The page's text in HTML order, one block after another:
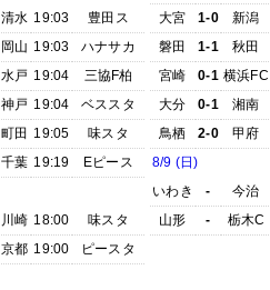
清水 19:03
豊田ス
岡山 19:03
ハナサカ
水戸 19:04
三協F柏
神戸 19:04
ベススタ
町田 19:05
味スタ
千葉 19:19
Eピース
川崎 18:00
味スタ
京都 19:00 ピースタ
大宮
1-0
新潟
磐田
1-1
秋田
宮崎
0-1 横浜FC
大分
0-1
湘南
鳥栖
2-0
甲府
8/9 (日)
いわき
-
今治
山形
- 栃木C